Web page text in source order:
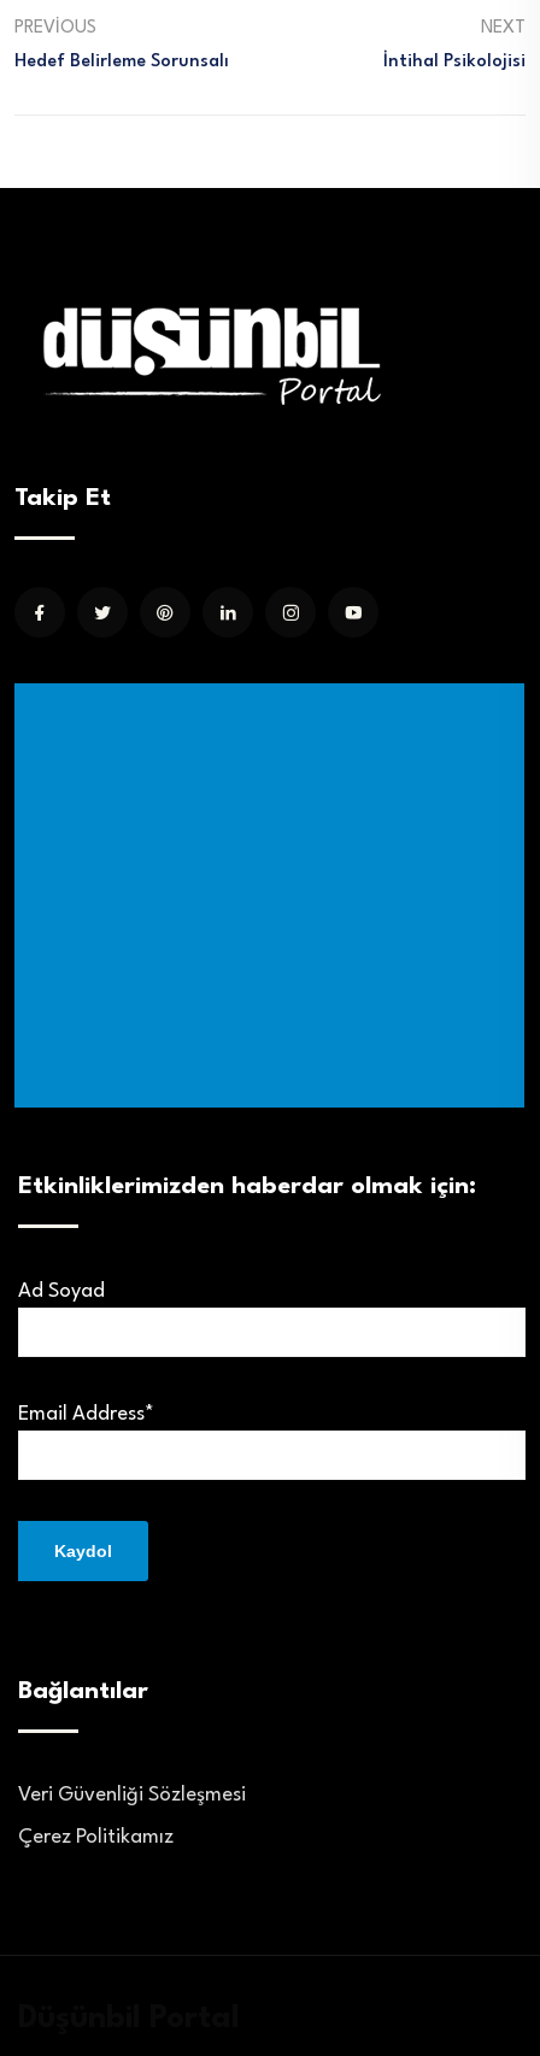
PREVIOUS
Hedef Belirleme Sorunsalı
NEXT
İntihal Psikolojisi
Takip Et
Etkinliklerimizden haberdar olmak için:
Ad Soyad
Email Address*
Bağlantılar
Veri Güvenliği Sözleşmesi
Çerez Politikamız